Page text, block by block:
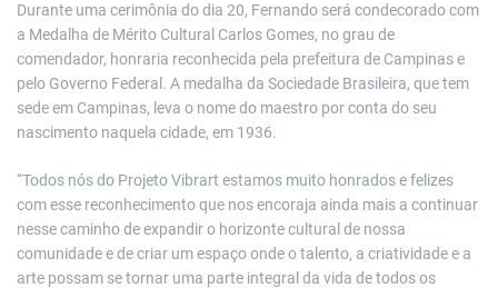
Durante uma cerimônia do dia 20, Fernando será condecorado com
a Medalha de Mérito Cultural Carlos Gomes, no grau de
comendador, honraria reconhecida pela prefeitura de Campinas e
pelo Governo Federal. A medalha da Sociedade Brasileira, que tem
sede em Campinas, leva o nome do maestro por conta do seu
nascimento naquela cidade, em 1936.
“Todos nós do Projeto Vibrart estamos muito honrados e felizes
com esse reconhecimento que nos encoraja ainda mais a continuar
nesse caminho de expandir o horizonte cultural de nossa
comunidade e de criar um espaço onde o talento, a criatividade e a
arte possam se tornar uma parte integral da vida de todos os